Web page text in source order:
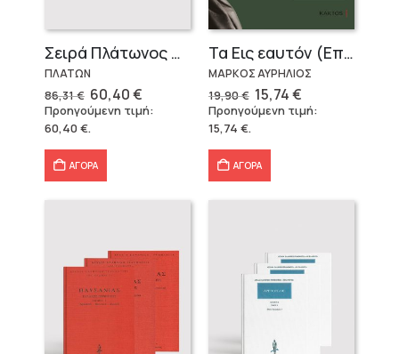
Σειρά Πλάτωνος Πολιτεία
ΠΛΑΤΩΝ
86,31€ Original
price
was:
86,31 €.
60,40€Η
τρέχουσα
τιμή
Προηγούμενη τιμή:
60,40€.
ΑΓΟΡΑ
Τα Εις εαυτόν (Επίτομο) – Μάρκος Αυρήλιος
ΜΑΡΚΟΣ ΑΥΡΗΛΙΟΣ
19,90€ Original
price
was:
15,74€Η
τρέχουσα
τιμή
Προηγούμενη τιμή:
15,74 €.
ΑΓΟΡΑ